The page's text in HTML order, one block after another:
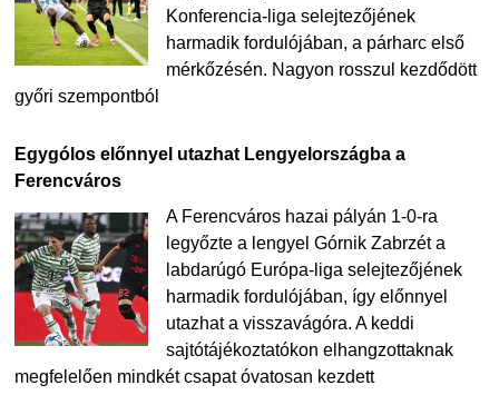
Konferencia-liga selejtezőjének
harmadik fordulójában, a párharc első
mérkőzésén. Nagyon rosszul kezdődött
győri szempontból
Egygólos előnnyel utazhat Lengyelországba a
Ferencváros
A Ferencváros hazai pályán 1-0-ra
legyőzte a lengyel Górnik Zabrzét a
labdarúgó Európa-liga selejtezőjének
harmadik fordulójában, így előnnyel
utazhat a visszavágóra. A keddi
sajtótájékoztatókon elhangzottaknak
megfelelően mindkét csapat óvatosan kezdett